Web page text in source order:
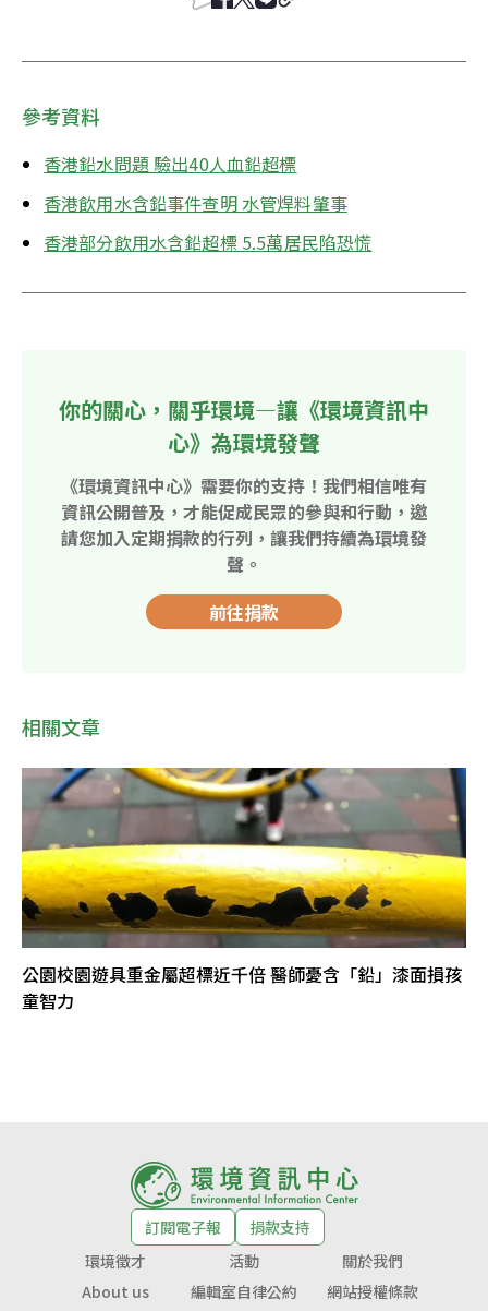
參考資料
香港鉛水問題 驗出40人血鉛超標
香港飲用水含鉛事件查明 水管焊料肇事
香港部分飲用水含鉛超標 5.5萬居民陷恐慌
你的關心，關乎環境—讓《環境資訊中
心》為環境發聲
《環境資訊中心》需要你的支持！我們相信唯有
資訊公開普及，才能促成民眾的參與和行動，邀
請您加入定期捐款的行列，讓我們持續為環境發
聲。
前往捐款
相關文章
公園校園遊具重金屬超標近千倍 醫師憂含「鉛」漆面損孩
童智力
訂閱電子報
捐款支持
環境徵才
活動
關於我們
About us
編輯室自律公約 網站授權條款